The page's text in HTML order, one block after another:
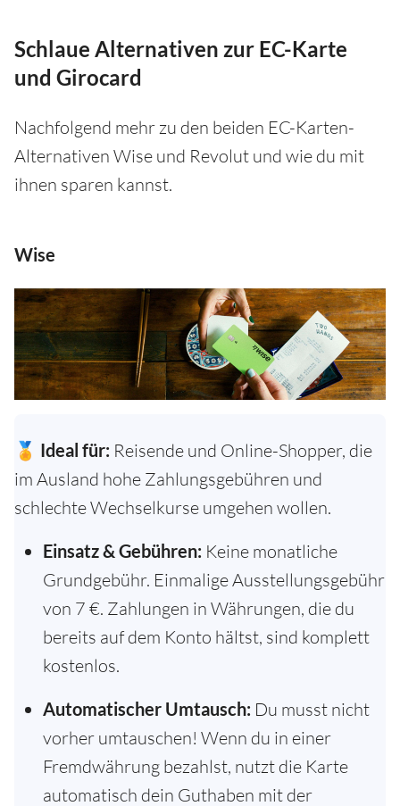
Schlaue Alternativen zur EC-Karte
und Girocard
Nachfolgend mehr zu den beiden EC-Karten-
Alternativen Wise und Revolut und wie du mit
ihnen sparen kannst.
Wise
🏅 Ideal für: Reisende und Online-Shopper, die
im Ausland hohe Zahlungsgebühren und
schlechte Wechselkurse umgehen wollen.
Einsatz & Gebühren: Keine monatliche
Grundgebühr. Einmalige Ausstellungsgebühr
von 7 €. Zahlungen in Währungen, die du
bereits auf dem Konto hältst, sind komplett
kostenlos.
Automatischer Umtausch: Du musst nicht
vorher umtauschen! Wenn du in einer
Fremdwährung bezahlst, nutzt die Karte
automatisch dein Guthaben mit der